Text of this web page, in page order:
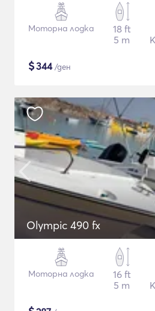
Моторна лодка
18 ft
5 m
$344/ден
Olympic 490 fx
Моторна лодка
16 ft
5 m